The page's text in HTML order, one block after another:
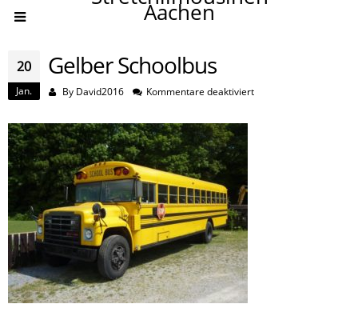
Aachen
20
Jan.
Gelber Schoolbus
By David2016 Kommentare deaktiviertfür